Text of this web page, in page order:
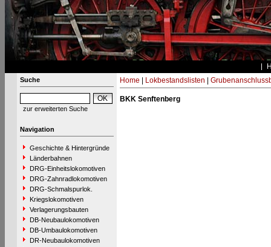
Suche
zur erweiterten Suche
Navigation
Geschichte & Hintergründe
Länderbahnen
DRG-Einheitslokomotiven
DRG-Zahnradlokomotiven
DRG-Schmalspurlok.
Kriegslokomotiven
Verlagerungsbauten
DB-Neubaulokomotiven
DB-Umbaulokomotiven
DR-Neubaulokomotiven
Home Lokbestandslisten
BKK Senftenberg